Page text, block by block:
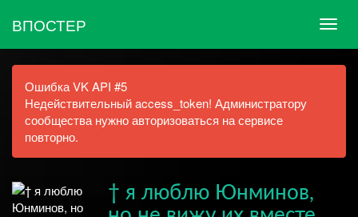
ВПОСТЕР
Ошибка VK API #5
Недействительный access_token! Администратору
сообщества нужно авторизоваться на сервисе
повторно.
† я люблю Юнминов,